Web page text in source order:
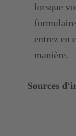
lorsque
entrez en
manière.
Sources